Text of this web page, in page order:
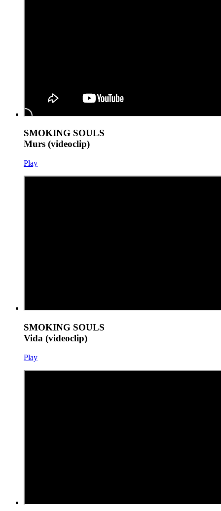
SMOKING SOULS
Murs (videoclip)
Play
SMOKING SOULS
Vida (videoclip)
Play